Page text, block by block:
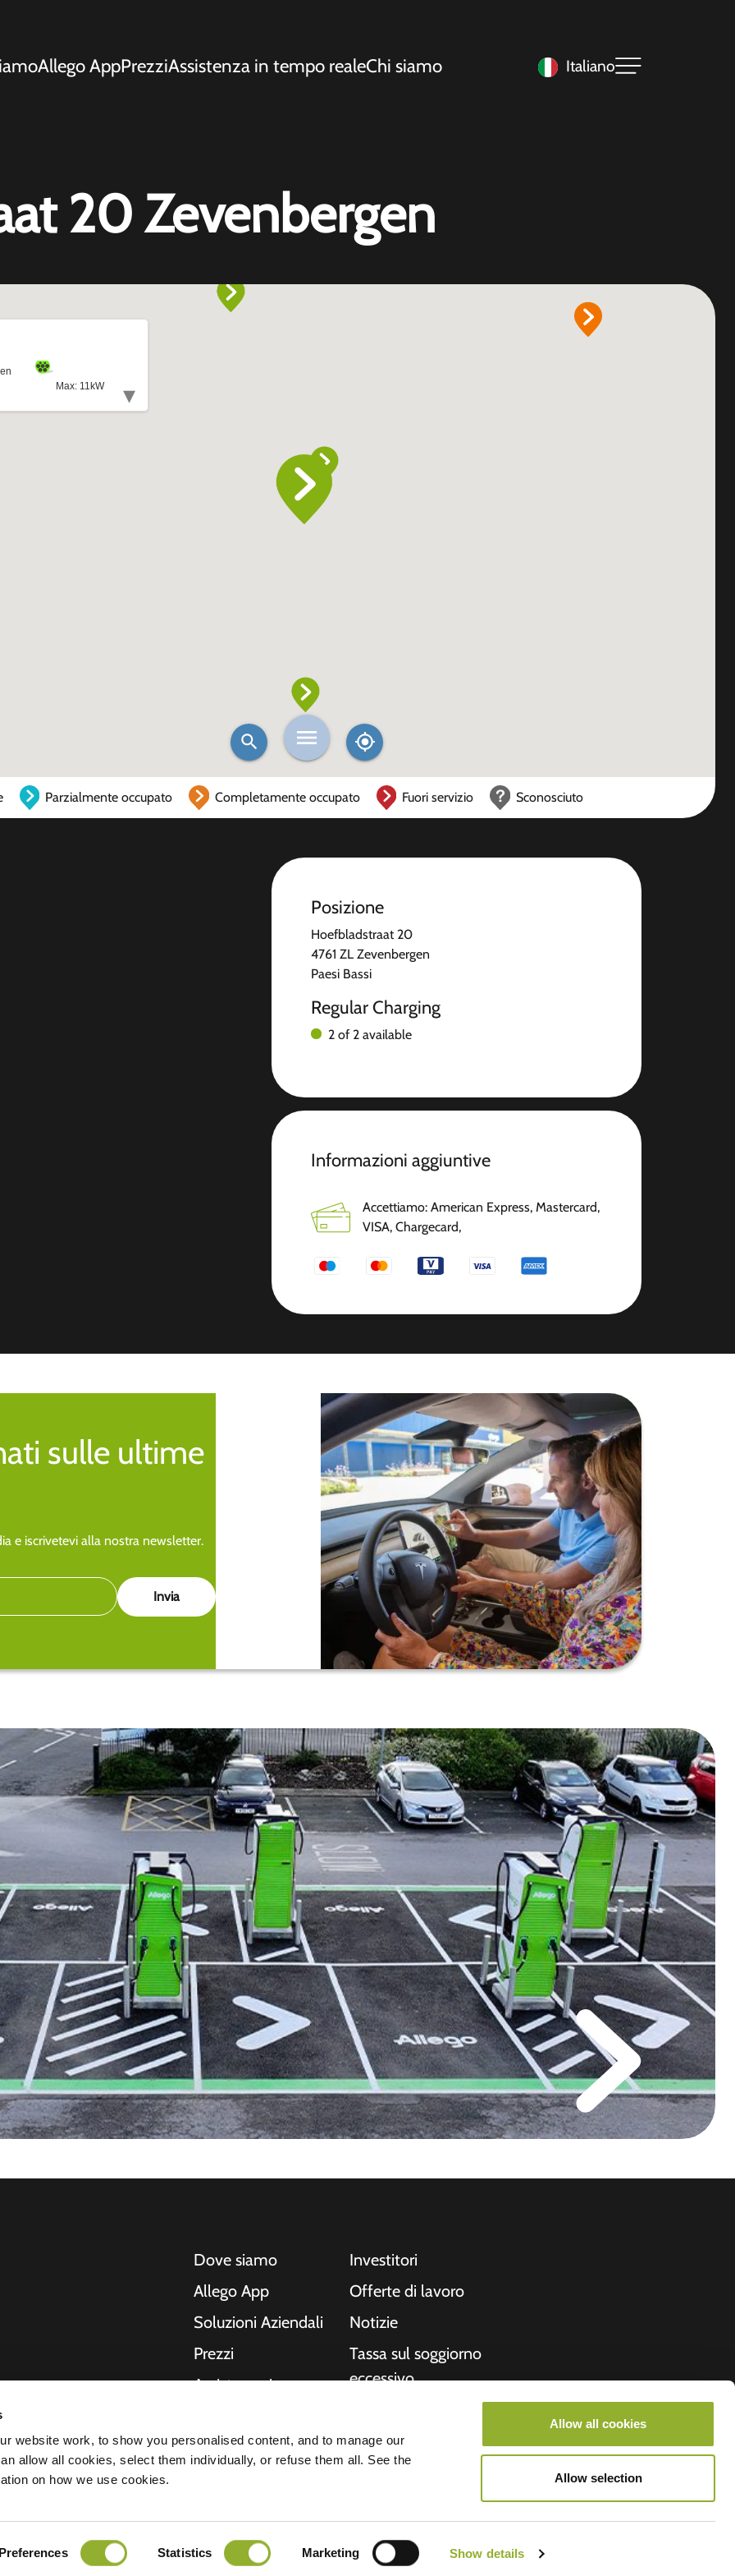
website work, to show you personalised content, and to manage our
allow all cookies, select them individually, or refuse them all. See the
on how we use cookies.
Preferences Statistics Marketing Show details
Allow all cookies
Allow selection
Allego AppPrezziAssistenza in tempo realeChi siamo Italiano
20 Zevenbergen
Parzialmente occupato Completamente occupato Fuori servizio Sconosciuto
Posizione
Hoefbladstraat 20
4761 ZL Zevenbergen
Paesi Bassi
Regular Charging
2 of 2 available
Informazioni aggiuntive
Accettiamo: American Express, Mastercard,
VISA, Chargecard,
sulle ultime
e iscrivetevi alla nostra newsletter.
autobus e
nostre soluzioni
e le città
bisogno, mentre
Dove siamo
Allego App
Soluzioni Aziendali
Prezzi
Assistenza in
NMBS
Fornitori
Investitori
Offerte di lavoro
Notizie
Tassa sul soggiorno
eccessivo
Informazioni su di
noi
Tutti i diritti riservati © 2026 - Allego B.V.
sulla privacy